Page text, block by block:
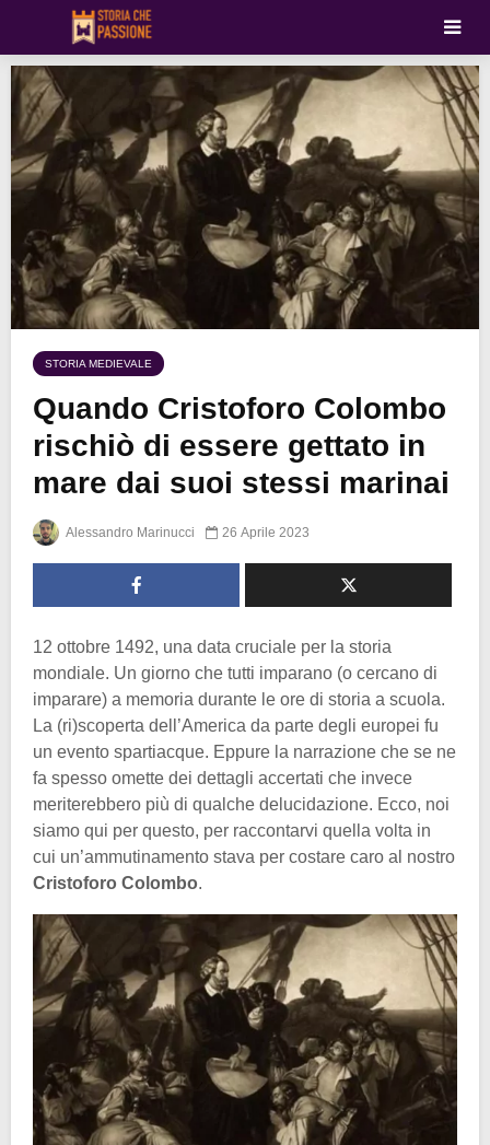
STORIA MEDIEVALE
Quando Cristoforo Colombo
rischiò di essere gettato in
mare dai suoi stessi marinai
Alessandro Marinucci 26 Aprile 2023
12 ottobre 1492, una data cruciale per la storia
mondiale. Un giorno che tutti imparano (o cercano di
imparare) a memoria durante le ore di storia a scuola.
La (ri)scoperta dell’America da parte degli europei fu
un evento spartiacque. Eppure la narrazione che se ne
fa spesso omette dei dettagli accertati che invece
meriterebbero più di qualche delucidazione. Ecco, noi
siamo qui per questo, per raccontarvi quella volta in
cui un’ammutinamento stava per costare caro al nostro
Cristoforo Colombo.